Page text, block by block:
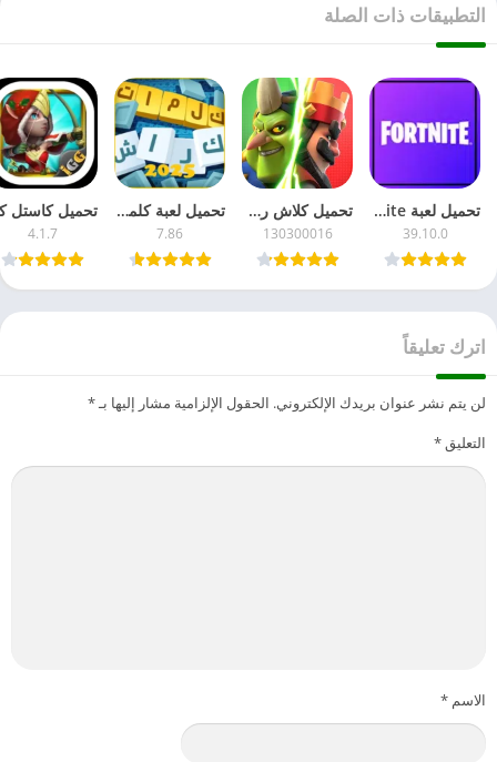
التطبيقات ذات الصلة
تحميل لعبة Fortnite مهكرة 2026 جاهزة – للأندرويد APK آخر تحديث مجاناً
39.10.0
تحميل كلاش رويال 2026 Clash Royale مهكرة للأندرويد – مجاناً APK آخر إصدار
130300016
تحميل لعبة كلمات كراش مهكرة 2026 للأندرويد – APK آخر تحديث مجاناً
7.86
4.1.7
اترك تعليقاً
لن يتم نشر عنوان بريدك الإلكتروني. الحقول الإلزامية مشار إليها بـ*
التعليق*
الاسم *